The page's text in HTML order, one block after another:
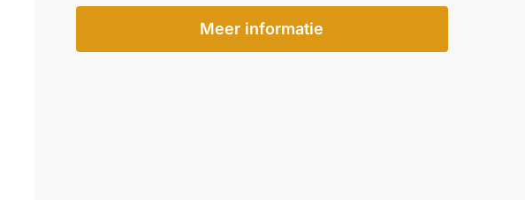
€1.078,80.
is:
€899,00.
Meer informatie